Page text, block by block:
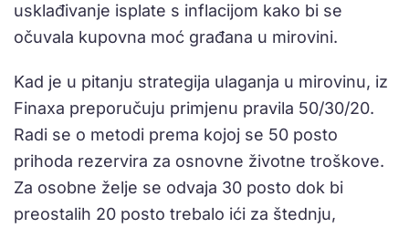
usklađivanje isplate s inflacijom kako bi se
očuvala kupovna moć građana u mirovini.
Kad je u pitanju strategija ulaganja u mirovinu, iz
Finaxa preporučuju primjenu pravila 50/30/20.
Radi se o metodi prema kojoj se 50 posto
prihoda rezervira za osnovne životne troškove.
Za osobne želje se odvaja 30 posto dok bi
preostalih 20 posto trebalo ići za štednju,